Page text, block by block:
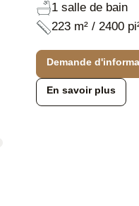
1 salle de bain
223 m² / 2400
Demande
En savoir plus